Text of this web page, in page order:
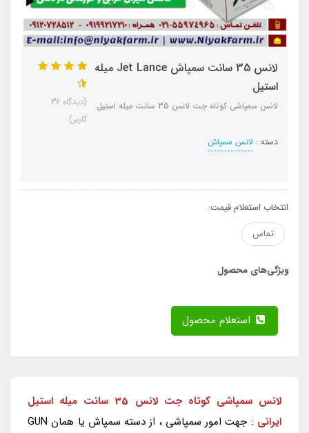
لانس 35 سانت سمپاش Jet Lance میله
استیل
لانس سمپاشی کوتاه جت لانس 35 سانت میله استیل
دسته : لانس سمپاش
(دیدگاه 36
کاربر)
انتخاب استعلام قیمت:
تماس
ویژگی‌های محصول
لانس سمپاشی کوتاه جت لانس 35 سانت میله استیل
ایرانی
: جهت امور سمپاشی ، از دسته سمپاش یا همان GUN